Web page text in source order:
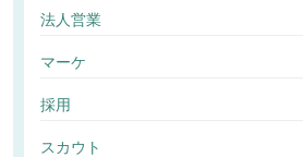
法人営業
マーケ
採用
スカウト